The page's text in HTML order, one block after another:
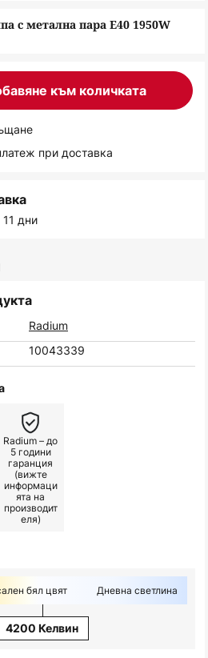
с метална пара E40 1950W
към количката
при доставка
дни
Radium
10043339
Radium – до
5 години
гаранция
(вижте
информаци
ята на
производит
еля)
бял цвят Дневна светлина
4200 Келвин